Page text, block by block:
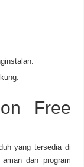
Free
yang tersedia di
dan program